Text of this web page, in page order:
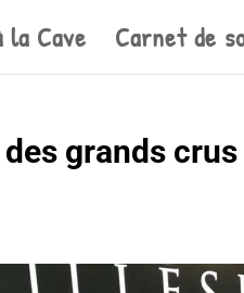
la Cave Carnet de
grands